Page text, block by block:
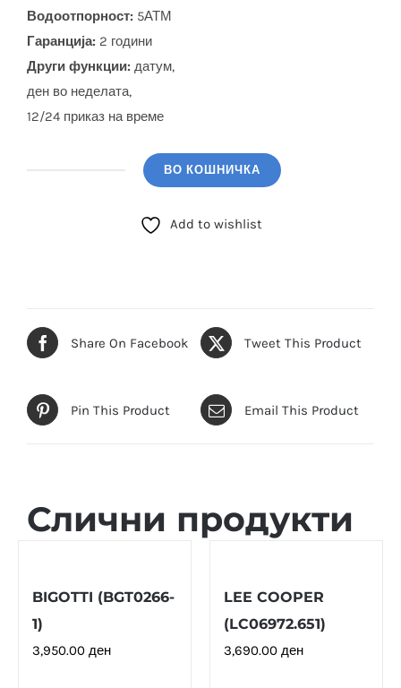
Водоотпорност: 5АТМ
Гаранција: 2 години
Други функции: датум,
ден во неделата,
12/24 приказ на време
(ST.1.10342.4)
ВО КОШНИЧКА
Add to wishlist
Share On Facebook Tweet This Product
Pin This Product Email This Product
Слични продукти
BIGOTTI (BGT0266-
1)
3,950.00 ден
LEE COOPER
(LC06972.651)
3,690.00 ден